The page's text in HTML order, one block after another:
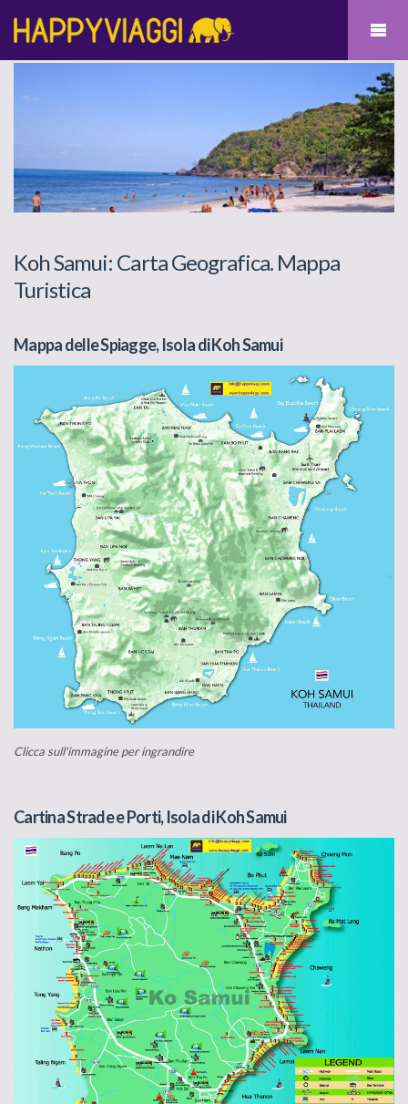
Koh Samui: Carta Geografica. Mappa
Turistica
Mappa delle Spiagge, Isola di Koh Samui
Clicca sull'immagine per ingrandire
Cartina Strade e Porti, Isola di Koh Samui